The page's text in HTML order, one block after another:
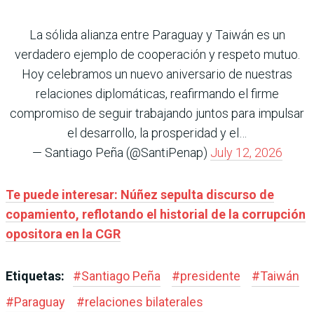
La sólida alianza entre Paraguay y Taiwán es un
verdadero ejemplo de cooperación y respeto mutuo.
Hoy celebramos un nuevo aniversario de nuestras
relaciones diplomáticas, reafirmando el firme
compromiso de seguir trabajando juntos para impulsar
el desarrollo, la prosperidad y el…
— Santiago Peña (@SantiPenap) July 12, 2026
Te puede interesar: Núñez sepulta discurso de
copamiento, reflotando el historial de la corrupción
opositora en la CGR
Etiquetas: #Santiago Peña #presidente #Taiwán
#Paraguay #relaciones bilaterales